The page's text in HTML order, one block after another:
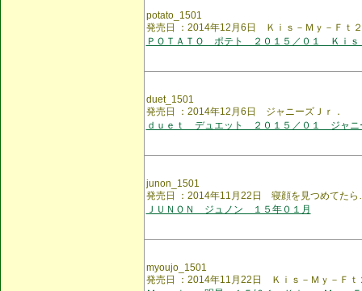
potato_1501
発売日 ：2014年12月6日 Ｋｉｓ－Ｍｙ－Ｆｔ２
ＰＯＴＡＴＯ ポテト ２０１５／０１ Ｋｉｓ
duet_1501
発売日 ：2014年12月6日 ジャニーズＪｒ．
ｄｕｅｔ デュエット ２０１５／０１ ジャニ
junon_1501
発売日 ：2014年11月22日 寝顔を見つめてた
ＪＵＮＯＮ ジュノン １５年０１月
myoujo_1501
発売日 ：2014年11月22日 Ｋｉｓ－Ｍｙ－Ｆｔ